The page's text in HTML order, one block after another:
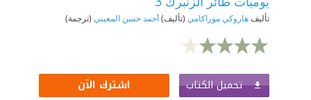
تأليفهاروكي موراكامي (تأليف)أحمد حسن المعيني (ترجمة)
تحميل الكتاب اشترك الآن